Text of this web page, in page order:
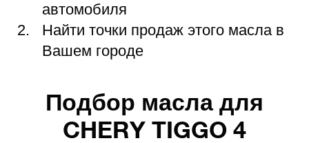
автомобиля
Найти точки продаж этого масла в
Вашем городе
Подбор масла для
CHERY TIGGO 4